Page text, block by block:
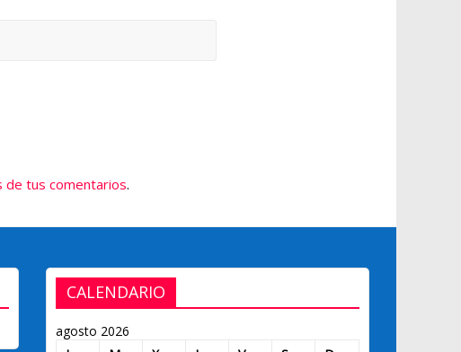
de tus comentarios.
CALENDARIO
agosto 2026